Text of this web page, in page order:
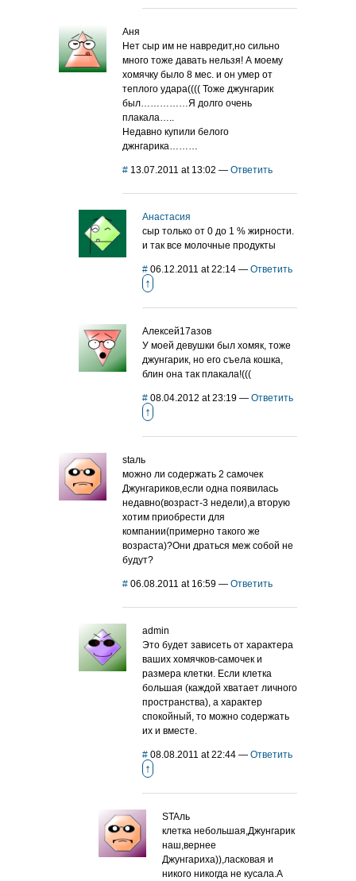
Аня
Нет сыр им не навредит,но сильно
много тоже давать нельзя! А моему
хомячку было 8 мес. и он умер от
теплого удара(((( Тоже джунгарик
был……………Я долго очень
плакала…..
Недавно купили белого
джнгарика………
# 13.07.2011 at 13:02 — Ответить
Анастасия
сыр только от 0 до 1 % жирности.
и так все молочные продукты
# 06.12.2011 at 22:14 — Ответить
↑
Алексей17азов
У моей девушки был хомяк, тоже
джунгарик, но его съела кошка,
блин она так плакала!(((
# 08.04.2012 at 23:19 — Ответить
↑
staль
можно ли содержать 2 самочек
Джунгариков,если одна появилась
недавно(возраст-3 недели),а вторую
хотим приобрести для
компании(примерно такого же
возраста)?Они драться меж собой не
будут?
# 06.08.2011 at 16:59 — Ответить
admin
Это будет зависеть от характера
ваших хомячков-самочек и
размера клетки. Если клетка
большая (каждой хватает личного
пространства), а характер
спокойный, то можно содержать
их и вместе.
# 08.08.2011 at 22:44 — Ответить
↑
STAль
клетка небольшая,Джунгарик
наш,вернее
Джунгариха)),ласковая и
никого никогда не кусала.А